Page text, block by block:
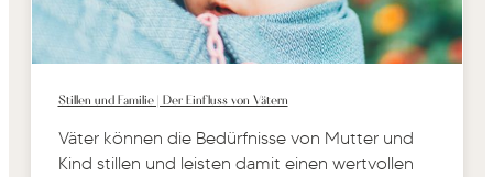
Stillen und Familie | Der Einfluss von Vätern
Väter können die Bedürfnisse von Mutter und
Kind stillen und leisten damit einen wertvollen